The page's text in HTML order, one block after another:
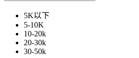
5K以下
5-10K
10-20k
20-30k
30-50k